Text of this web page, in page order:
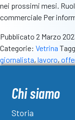
nei prossimi mesi.
commerciale Per
Pubblicato 2 Marzo
Categorie: Vetrina
giornalista, lavoro,
Chi siamo
Storia